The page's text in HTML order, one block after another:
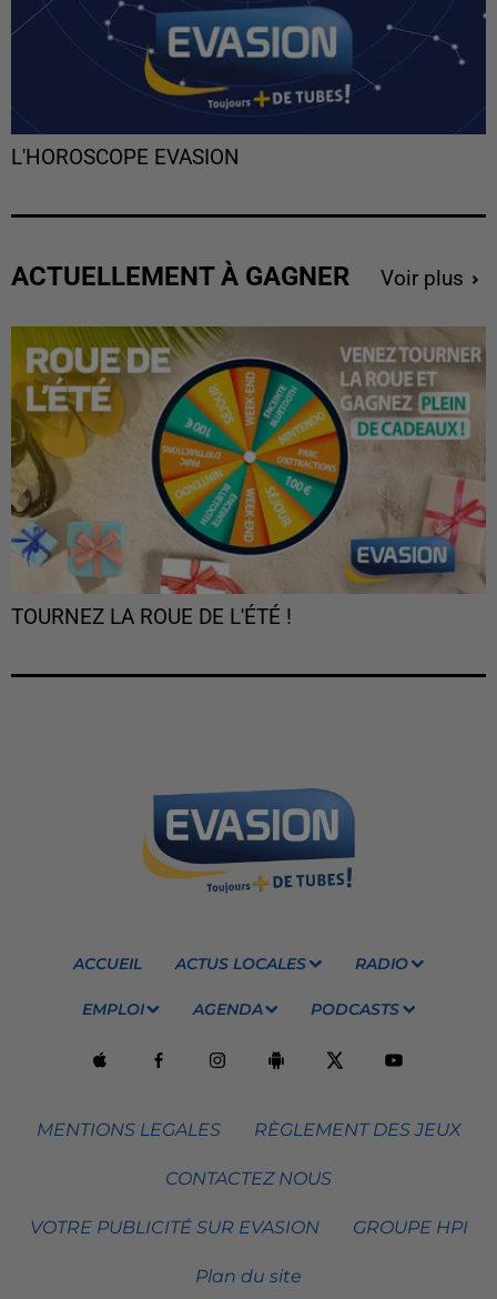
L'HOROSCOPE EVASION
ACTUELLEMENT À GAGNER Voir plus
TOURNEZ LA ROUE DE L'ÉTÉ !
ACCUEIL ACTUS LOCALES RADIO
EMPLOI AGENDA PODCASTS
MENTIONS LEGALES RÈGLEMENT DES JEUX
CONTACTEZ NOUS
VOTRE PUBLICITÉ SUR EVASION GROUPE HPI
Plan du site